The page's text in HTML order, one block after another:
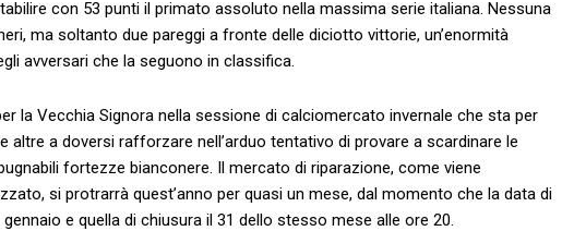
con 53 punti il primato assoluto nella massima serie italiana. Nessuna
ma soltanto due pareggi a fronte delle diciotto vittorie, un’enormità
avversari che la seguono in classifica.
la Vecchia Signora nella sessione di calciomercato invernale che sta per
altre a doversi rafforzare nell’arduo tentativo di provare a scardinare le
fortezze bianconere. Il mercato di riparazione, come viene
si protrarrà quest’anno per quasi un mese, dal momento che la data di
e quella di chiusura il 31 dello stesso mese alle ore 20.